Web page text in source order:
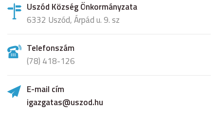
Uszód Község Önkormányzata
6332 Uszód, Árpád u. 9. sz
Telefonszám
(78) 418-126
E-mail cím
igazgatas@uszod.hu